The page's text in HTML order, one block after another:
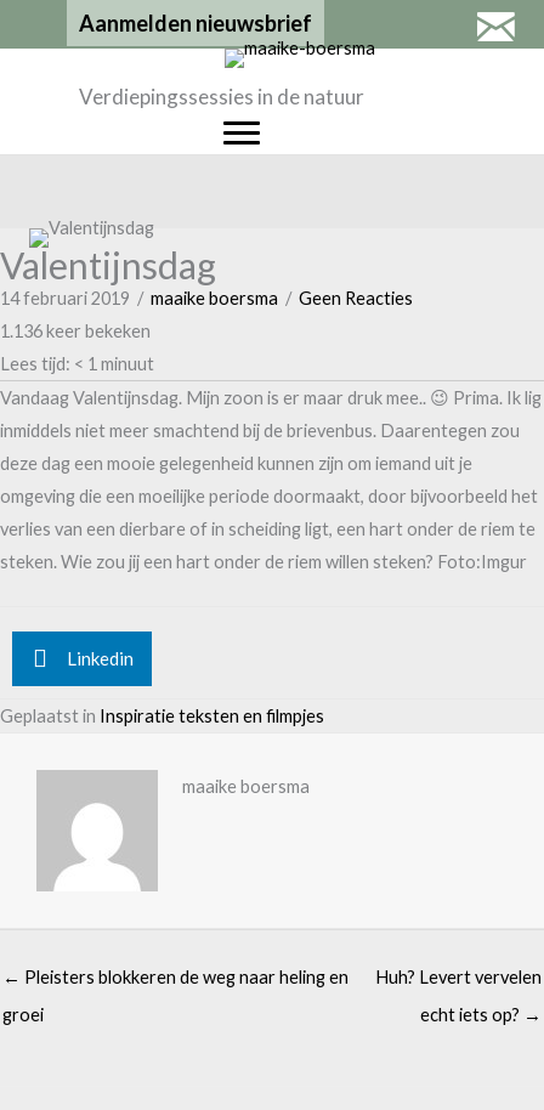
naar
Aanmelden nieuwsbrief
Verdiepingssessies in de natuur
Valentijnsdag
14 februari 2019 / maaike boersma / Geen Reacties
1.136 keer bekeken
Lees tijd: < 1 minuut
Vandaag Valentijnsdag. Mijn zoon is er maar druk mee.. 😉 Prima. Ik lig
inmiddels niet meer smachtend bij de brievenbus. Daarentegen zou
deze dag een mooie gelegenheid kunnen zijn om iemand uit je
omgeving die een moeilijke periode doormaakt, door bijvoorbeeld het
verlies van een dierbare of in scheiding ligt, een hart onder de riem te
steken. Wie zou jij een hart onder de riem willen steken? Foto:Imgur
Linkedin
Geplaatst in Inspiratie teksten en filmpjes
maaike boersma
← Pleisters blokkeren de weg naar heling en
groei
Huh? Levert vervelen
echt iets op? →